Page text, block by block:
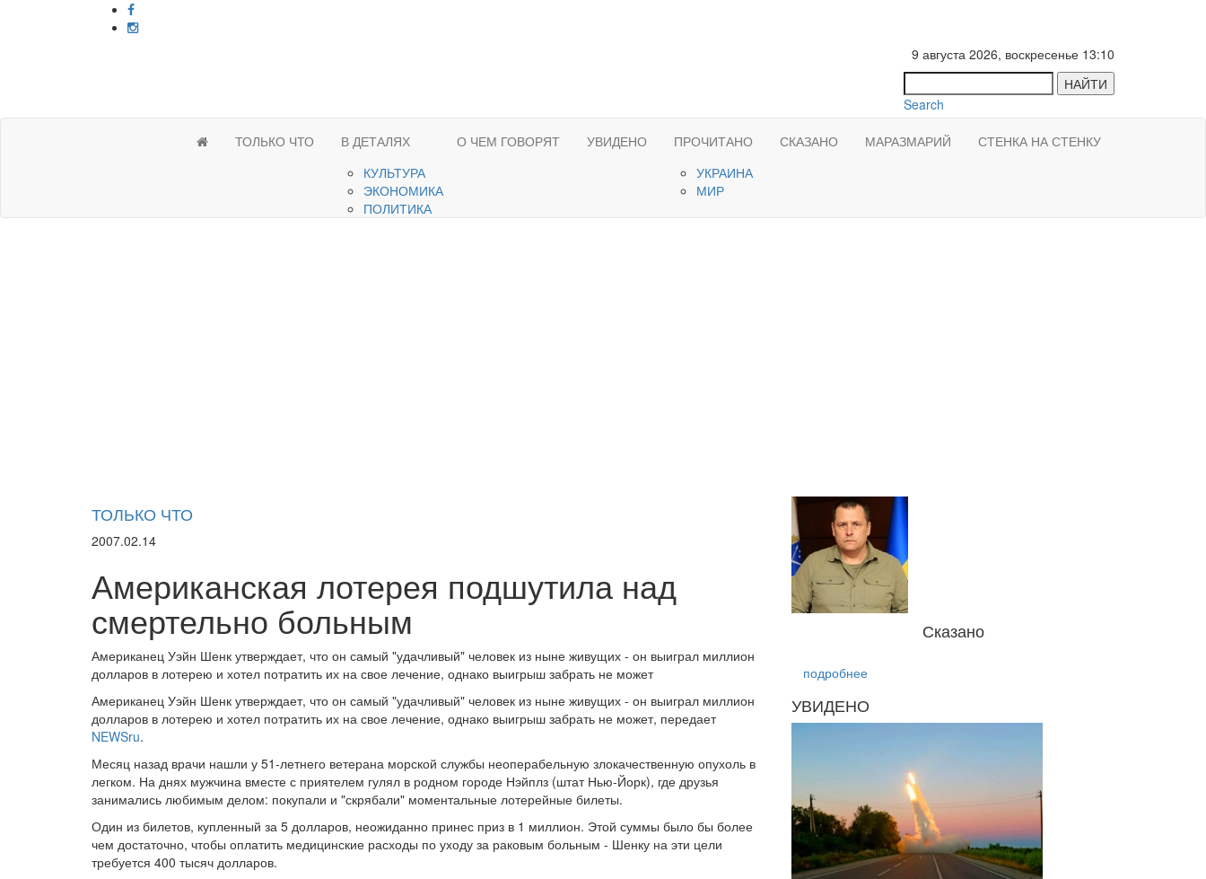
9 августа 2026, воскресенье 13:10
НАЙТИ
Search
ТОЛЬКО ЧТО
В ДЕТАЛЯХ
КУЛЬТУРА
ЭКОНОМИКА
ПОЛИТИКА
О ЧЕМ ГОВОРЯТ УВИДЕНО
ПРОЧИТАНО
УКРАИНА
МИР
СКАЗАНО МАРАЗМАРИЙ СТЕНКА НА СТЕНКУ
ТОЛЬКО ЧТО
2007.02.14
Американская лотерея подшутила над
смертельно больным
Американец Уэйн Шенк утверждает, что он самый "удачливый" человек из ныне живущих - он выиграл миллион
долларов в лотерею и хотел потратить их на свое лечение, однако выигрыш забрать не может
Американец Уэйн Шенк утверждает, что он самый "удачливый" человек из ныне живущих - он выиграл миллион
долларов в лотерею и хотел потратить их на свое лечение, однако выигрыш забрать не может, передает
NEWSru.
Месяц назад врачи нашли у 51-летнего ветерана морской службы неоперабельную злокачественную опухоль в
легком. На днях мужчина вместе с приятелем гулял в родном городе Нэйплз (штат Нью-Йорк), где друзья
занимались любимым делом: покупали и "скрябали" моментальные лотерейные билеты.
Один из билетов, купленный за 5 долларов, неожиданно принес приз в 1 миллион. Этой суммы было бы более
чем достаточно, чтобы оплатить медицинские расходы по уходу за раковым больным - Шенку на эти цели
требуется 400 тысяч долларов.
Сказано
подробнее
УВИДЕНО